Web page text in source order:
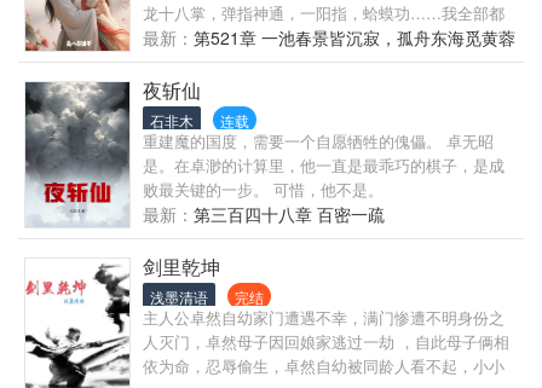
龙十八掌，弹指神通，一阳指，蛤蟆功……我全部都
要！ 所有武功融汇贯通，武功天下第一！ 问世间，谁
是敌手！ 郭靖大侠不好意思了，黄蓉是我的，你去找
别人吧。 少女李莫愁也很可爱，快来我的怀抱里，永
远温柔可爱，不会变坏！陆展元小白脸给我滚远点！
穆念慈也是个好妹子，我来保护你！不能便宜了金国
小王爷杨康。 蒙古公主华筝，既然你遇到了我，我就
让你做我的王妃！ 梅超风，虽然你年纪大了，眼睛也
瞎了，但是既然你深爱于我，我也不会辜负你！ 裘千
尺，瑛姑……有我赵志敬在，你们都会很幸福！ ……
…… …… 蒙古入侵？宋朝昏庸无能？ 我赵志敬虽然
贪财好色，不会说什么侠之大者为国为民。 但是我也
可以是一个好皇帝啊！ 我要让天下所有的百姓都安居
乐业，没有战争 …… 啊！蓉儿你不要吃醋了，我让你
做皇后，莫愁只是贵妃，比你小…… …… 当赵志敬成
为武道巅峰，天下之主，三宫六院七十二妃，享受人
最新： 第521章 一池春景皆沉寂，孤舟东海觅黄蓉
夜斩仙
石非木 连载
重建魔的国度，需要一个自愿牺牲的傀儡。 卓无昭
是。在卓渺的计算里，他一直是最乖巧的棋子，是成
败最关键的一步。 可惜，他不是。
最新： 第三百四十八章 百密一疏
剑里乾坤
浅墨清语 完结
主人公卓然自幼家门遭遇不幸，满门惨遭不明身份之
人灭门，卓然母子因回娘家逃过一劫 ，自此母子俩相
依为命，忍辱偷生，卓然自幼被同龄人看不起，小小